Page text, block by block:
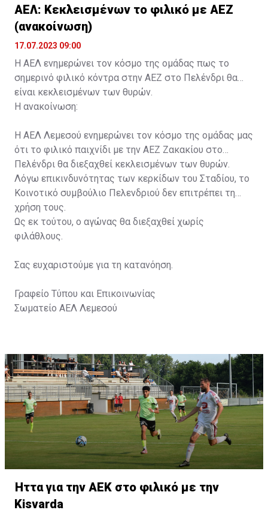
ΑΕΛ: Κεκλεισμένων το φιλικό με ΑΕΖ
(ανακοίνωση)
17.07.2023 09:00
Η ΑΕΛ ενημερώνει τον κόσμο της ομάδας πως το
σημερινό φιλικό κόντρα στην ΑΕΖ στο Πελένδρι θα
είναι κεκλεισμένων των θυρών.
Η ανακοίνωση:
Η ΑΕΛ Λεμεσού ενημερώνει τον κόσμο της ομάδας μας
ότι το φιλικό παιχνίδι με την ΑΕΖ Ζακακίου στο
Πελένδρι θα διεξαχθεί κεκλεισμένων των θυρών.
Λόγω επικινδυνότητας των κερκίδων του Σταδίου, το
Κοινοτικό συμβούλιο Πελενδριού δεν επιτρέπει τη
χρήση τους.
Ως εκ τούτου, ο αγώνας θα διεξαχθεί χωρίς
φιλάθλους.
Σας ευχαριστούμε για τη κατανόηση.
Γραφείο Τύπου και Επικοινωνίας
Σωματείο ΑΕΛ Λεμεσού
Ήττα για την ΑΕΚ στο φιλικό με την
Kisvarda